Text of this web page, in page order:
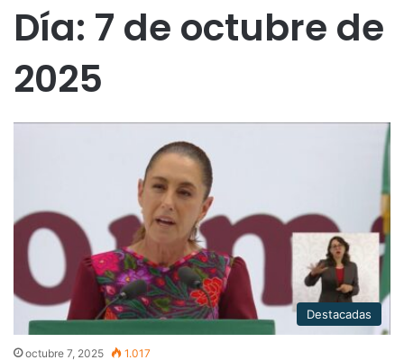
Día: 7 de octubre de
2025
Destacadas
octubre 7, 2025 1.017